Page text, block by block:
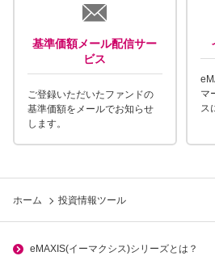
基準価額メール配信サー
ビス
ご登録いただいたファンドの
基準価額をメールでお知らせ
します。
マ
ス
ホーム 投資情報ツール
eMAXIS(イーマクシス)シリーズとは？